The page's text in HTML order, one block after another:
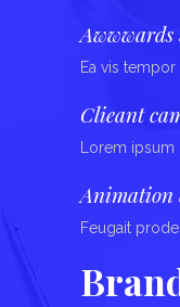
Awwwards
Ea vis
Clieant
Lorem
Animation
Feugait